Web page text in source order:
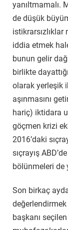
yanıltmamalı.
de düşük
istikrarsızlıklar
iddia etmek
bunun gelir
birlikte
olarak yerleşik
aşınmasını
hariç) iktidara
göçmen krizi
2016’daki
sıçrayış
bölünmeleri de
Son birkaç
değerlendirmek
başkanı